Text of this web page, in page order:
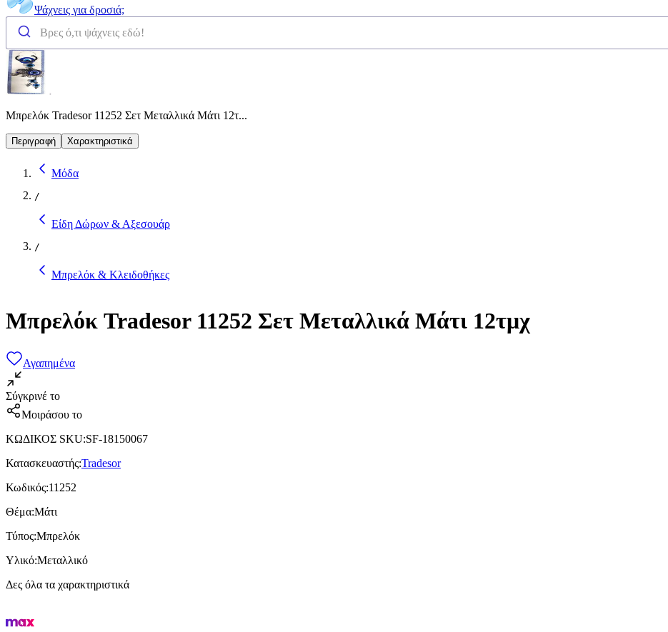
Ψάχνεις για δροσιά;
Μπρελόκ Tradesor 11252 Σετ Μεταλλικά Μάτι 12τ...
Περιγραφή Χαρακτηριστικά
Μόδα
/
Είδη Δώρων & Αξεσουάρ
/
Μπρελόκ & Κλειδοθήκες
Μπρελόκ Tradesor 11252 Σετ Μεταλλικά Μάτι 12τμχ
Αγαπημένα
Σύγκρινέ το
Μοιράσου το
ΚΩΔΙΚΟΣ SKU:SF-18150067
Κατασκευαστής:Tradesor
Κωδικός:11252
Θέμα:Μάτι
Τύπος:Μπρελόκ
Υλικό:Μεταλλικό
Δες όλα τα χαρακτηριστικά